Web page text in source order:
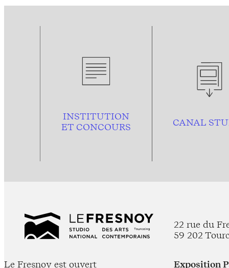
INSTITUTION
ET CONCOURS
CANAL
22 rue du
59 202
Le Fresnoy est ouvert Exposition